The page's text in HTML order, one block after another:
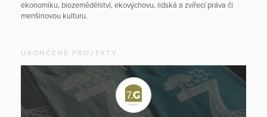
ekonomiku, biozemědělství, ekovýchovu, lidská a zvířecí práva či
menšinovou kulturu.
UKONČENÉ PROJEKTY